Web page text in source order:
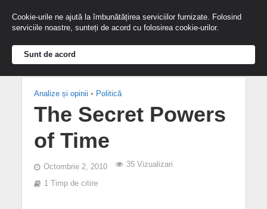
Analize și opinii • Politică
The Secret Powers
of Time
Octombrie 2, 2010 35 Vizualizari
1 Timp de citire
Cookie-urile ne ajută la îmbunătățirea serviciilor furnizate. Folosind
serviciile noastre, sunteți de acord cu folosirea cookie-urilor.
Sunt de acord